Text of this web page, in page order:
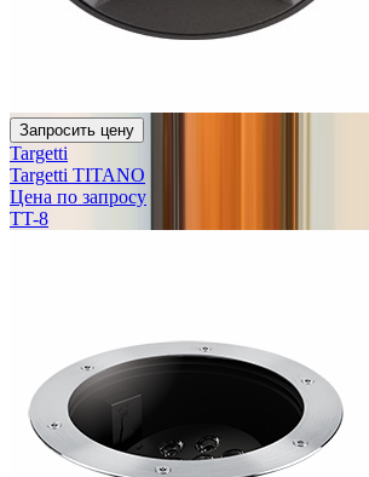
Запросить цену
Targetti
Targetti TITANO
Цена по запросу
TT-8